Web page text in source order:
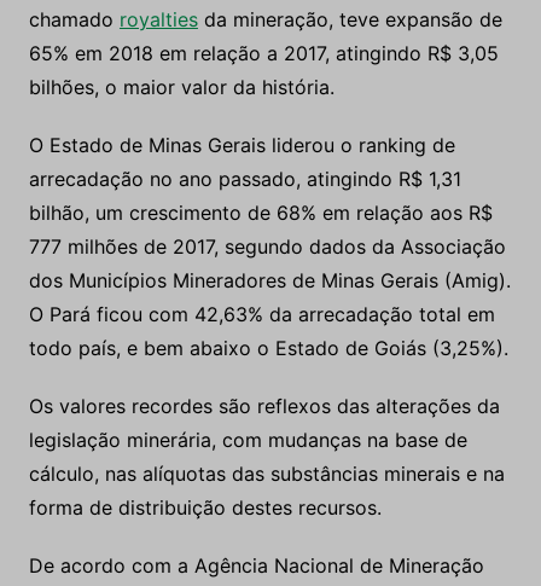
chamado royaltiesda mineração, teve expansão de
65% em 2018 em relação a 2017, atingindo R$ 3,05
bilhões, o maior valor da história.
O Estado de Minas Gerais liderou o ranking de
arrecadação no ano passado, atingindo R$ 1,31
bilhão, um crescimento de 68% em relação aos R$
777 milhões de 2017, segundo dados da Associação
dos Municípios Mineradores de Minas Gerais (Amig).
O Pará ficou com 42,63% da arrecadação total em
todo país, e bem abaixo o Estado de Goiás (3,25%).
Os valores recordes são reflexos das alterações da
legislação minerária, com mudanças na base de
cálculo, nas alíquotas das substâncias minerais e na
forma de distribuição destes recursos.
De acordo com a Agência Nacional de Mineração